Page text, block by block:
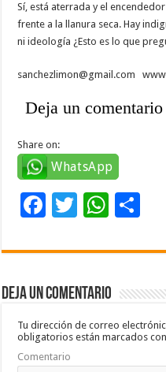
Sí, está aterrada y el
frente a la llanura seca. Hay
ni ideología ¿Esto es lo que
sanchezlimon@gmail.com
Deja un comentario
Share on:
WhatsApp
F
e
b
o
o
k
T
tt
er
W
at
sA
p
p
m
ar
ti
Deja un comentario
Tu dirección de correo
obligatorios están marcados
Comentario